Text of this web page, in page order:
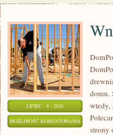
LIPIEC - 8 - 2026
MOŻLIWOŚĆ KOMENTOWANIA WNĘTRZA
domu.
wtedy,
strony